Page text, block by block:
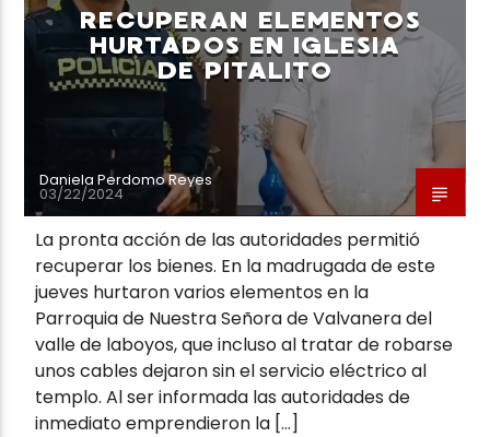
RECUPERAN ELEMENTOS
HURTADOS EN IGLESIA
DE PITALITO
Daniela Perdomo Reyes
03/22/2024
La pronta acción de las autoridades permitió
recuperar los bienes. En la madrugada de este
jueves hurtaron varios elementos en la
Parroquia de Nuestra Señora de Valvanera del
valle de laboyos, que incluso al tratar de robarse
unos cables dejaron sin el servicio eléctrico al
templo. Al ser informada las autoridades de
inmediato emprendieron la […]